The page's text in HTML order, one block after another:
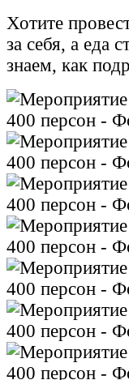
Хотите
за себя, а еда
знаем, как